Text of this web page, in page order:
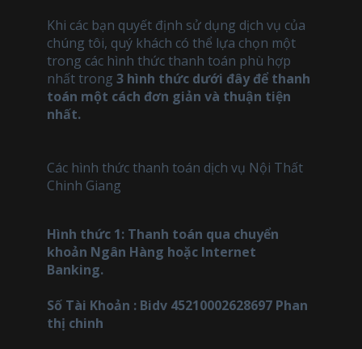
Khi các bạn quyết định sử dụng dịch vụ của
chúng tôi, quý khách có thể lựa chọn một
trong các hình thức thanh toán phù hợp
nhất trong 3 hình thức dưới đây để thanh
toán một cách đơn giản và thuận tiện
nhất.
Các hình thức thanh toán dịch vụ Nội Thất
Chinh Giang
Hình thức 1: Thanh toán qua chuyển
khoản Ngân Hàng hoặc Internet
Banking.
Số Tài Khoản : Bidv 45210002628697 Phan
thị chinh